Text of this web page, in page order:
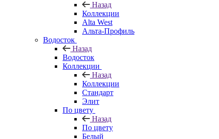
Назад
Коллекции
Alta West
Альта-Профиль
Водосток
Назад
Водосток
Коллекции
Назад
Коллекции
Стандарт
Элит
По цвету
Назад
По цвету
Белый